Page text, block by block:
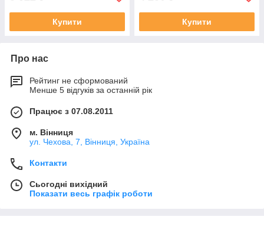
Купити Купити
Про нас
Рейтинг не сформований
Менше 5 відгуків за останній рік
Працює з 07.08.2011
м. Вінниця
ул. Чехова, 7, Вінниця, Україна
Контакти
Сьогодні вихідний
Показати весь графік роботи